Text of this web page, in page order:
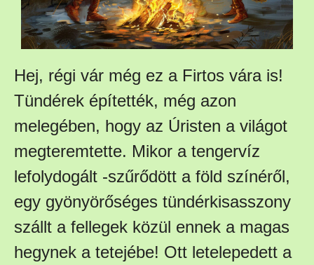
Hej, régi vár még ez a Firtos vára is!
Tündérek építették, még azon
melegében, hogy az Úristen a világot
megteremtette. Mikor a tengervíz
lefolydogált -szűrődött a föld színéről,
egy gyönyörőséges tündérkisasszony
szállt a fellegek közül ennek a magas
hegynek a tetejébe! Ott letelepedett a